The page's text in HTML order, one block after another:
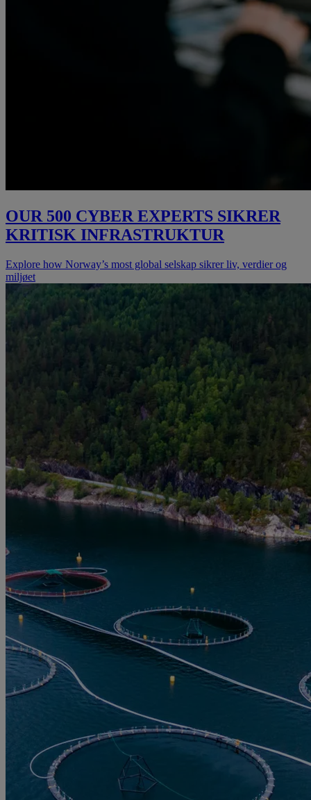
OUR 500 CYBER EXPERTS SIKRER
KRITISK INFRASTRUKTUR
Explore how Norway’s most global selskap sikrer liv, verdier og
miljøet